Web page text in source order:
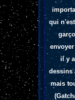
qui
il y
dessins
mais